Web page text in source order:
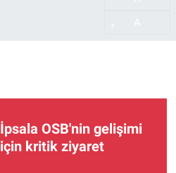
İpsala OSB'nin gelişimi
için kritik ziyaret